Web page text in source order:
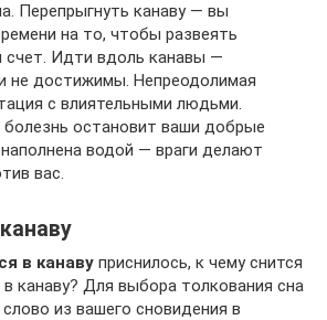
Перепрыгнуть канаву — вы
на то, чтобы развеять
счет. Идти вдоль канавы —
не достижимы. Непреодолимая
с влиятельными людьми.
болезнь остановит ваши добрые
водой — враги делают
вас.
в канаву приснилось, к чему снится
канаву? Для выбора толкования сна
из вашего сновидения в